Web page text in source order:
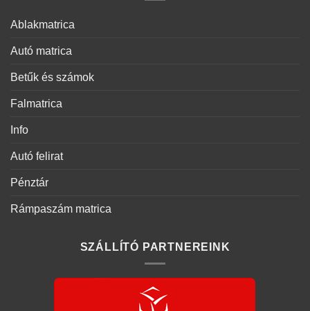
Ablakmatrica
Autó matrica
Betűk és számok
Falmatrica
Info
Autó felirat
Pénztár
Rámpaszám matrica
SZÁLLÍTÓ PARTNEREINK